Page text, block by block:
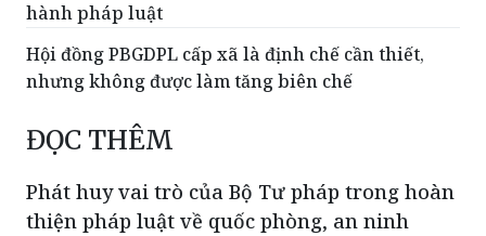
hành pháp luật
Hội đồng PBGDPL cấp xã là định chế cần thiết,
nhưng không được làm tăng biên chế
ĐỌC THÊM
Phát huy vai trò của Bộ Tư pháp trong hoàn
thiện pháp luật về quốc phòng, an ninh